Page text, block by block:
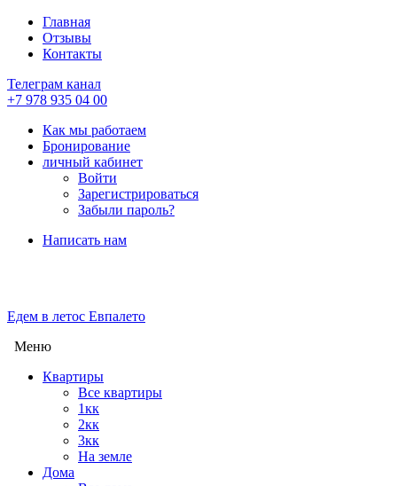
Главная
Отзывы
Контакты
Телеграм канал
+7 978 935 04 00
Как мы работаем
Бронирование
личный кабинет
Войти
Зарегистрироваться
Забыли пароль?
Написать нам
Едем в летос Евпалето
Меню
Квартиры
Все квартиры
1кк
2кк
3кк
На земле
Дома